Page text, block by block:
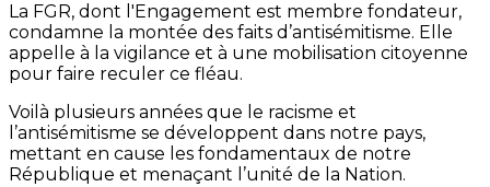
La FGR, dont l'Engagement est membre fondateur,
condamne la montée des faits d’antisémitisme. Elle
appelle à la vigilance et à une mobilisation citoyenne
pour faire reculer ce fléau.
Voilà plusieurs années que le racisme et
l’antisémitisme se développent dans notre pays,
mettant en cause les fondamentaux de notre
République et menaçant l’unité de la Nation.